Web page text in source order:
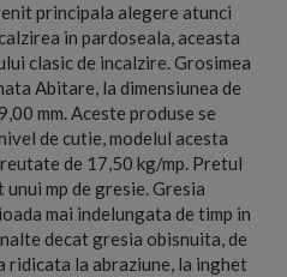
principala alegere atunci
in pardoseala, aceasta
clasic de incalzire. Grosimea
Abitare, la dimensiunea de
mm. Aceste produse se
de cutie, modelul acesta
de 17,50 kg/mp. Pretul
mp de gresie. Gresia
mai indelungata de timp in
decat gresia obisnuita, de
ridicata la abraziune, la inghet